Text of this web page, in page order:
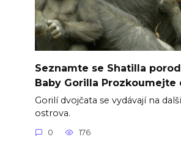
Seznamte se Shatilla
Baby Gorilla Prozkoumejte
Gorilí dvojčata se vydávají na
ostrova.
0 176